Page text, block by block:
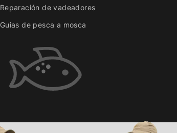
Reparación de vadeadores
Guias de pesca a mosca